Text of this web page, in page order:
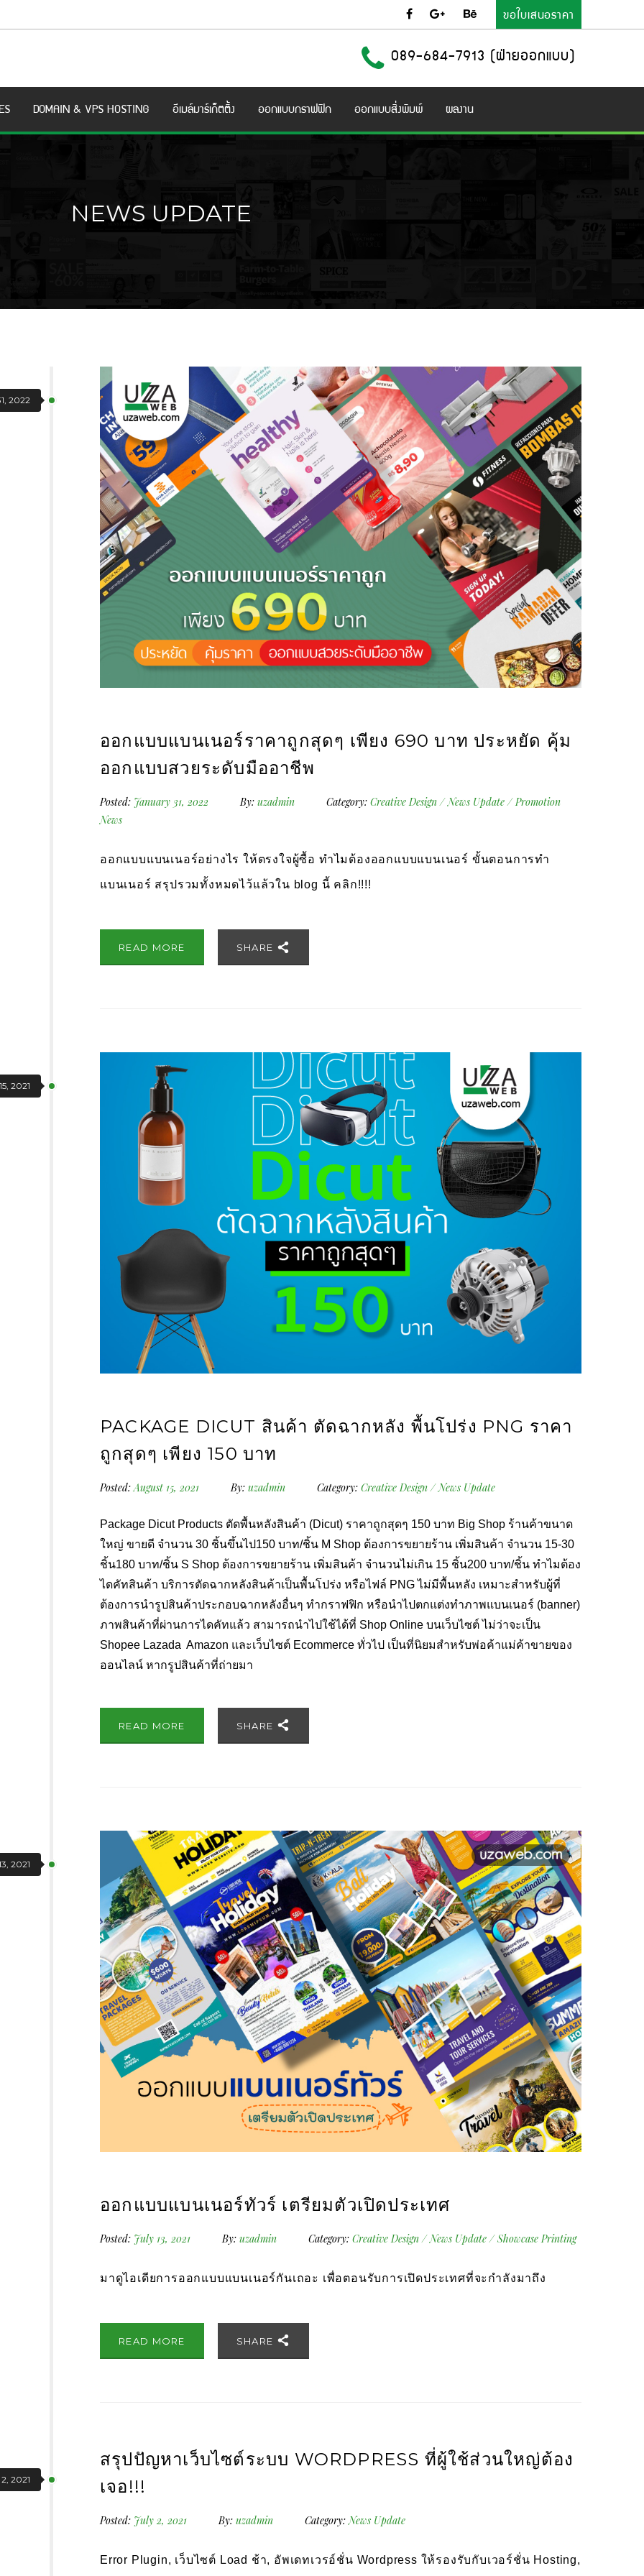
ขอใบเสนอราคา
089-684-7913 (ฝ่ายออกแบบ)
DOMAIN & VPS HOSTING อีเมล์มาร์เก็ตติ้ง ออกแบบกราฟฟิก ออกแบบสิ่งพิมพ์ ผลงาน
NEWS UPDATE
2022
ออกแบบแบนเนอร์ราคาถูกสุดๆ เพียง 690 บาท ประหยัด คุ้ม
ออกแบบสวยระดับมืออาชีพ
Posted: January 31, 2022 By: uzadmin Category: Creative Design/News Update/Promotion
News
ออกแบบแบนเนอร์อย่างไร ให้ตรงใจผู้ซื้อ ทำไมต้องออกแบบแบนเนอร์ ขั้นตอนการทำ
แบนเนอร์ สรุปรวมทั้งหมดไว้แล้วใน blog นี้ คลิก!!!!
READ MORE SHARE
2021
PACKAGE DICUT สินค้า ตัดฉากหลัง พื้นโปร่ง PNG ราคา
ถูกสุดๆ เพียง 150 บาท
Posted: August 15, 2021 By: uzadmin Category: Creative Design/News Update
Package Dicut Products ตัดพื้นหลังสินค้า (Dicut) ราคาถูกสุดๆ 150 บาท Big Shop ร้านค้าขนาด
ใหญ่ ขายดี จำนวน 30 ชิ้นขึ้นไป150 บาท/ชิ้น M Shop ต้องการขยายร้าน เพิ่มสินค้า จำนวน 15-30
ชิ้น180 บาท/ชิ้น S Shop ต้องการขยายร้าน เพิ่มสินค้า จำนวนไม่เกิน 15 ชิ้น200 บาท/ชิ้น ทำไมต้อง
ไดคัทสินค้า บริการตัดฉากหลังสินค้าเป็นพื้นโปร่ง หรือไฟล์ PNG ไม่มีพื้นหลัง เหมาะสำหรับผู้ที่
ต้องการนำรูปสินค้าประกอบฉากหลังอื่นๆ ทำกราฟฟิก หรือนำไปตกแต่งทำภาพแบนเนอร์ (banner)
ภาพสินค้าที่ผ่านการไดคัทแล้ว สามารถนำไปใช้ได้ที่ Shop Online บนเว็บไซต์ ไม่ว่าจะเป็น
Shopee Lazada Amazon และเว็บไซต์ Ecommerce ทั่วไป เป็นที่นิยมสำหรับพ่อค้าแม่ค้าขายของ
ออนไลน์ หากรูปสินค้าที่ถ่ายมา
READ MORE SHARE
2021
ออกแบบแบนเนอร์ทัวร์ เตรียมตัวเปิดประเทศ
Posted: July 13, 2021 By: uzadmin Category: Creative Design / News Update /Showcase Printing
มาดูไอเดียการออกแบบแบนเนอร์กันเถอะ เพื่อตอนรับการเปิดประเทศที่จะกำลังมาถึง
READ MORE SHARE
2021
สรุปปัญหาเว็บไซต์ระบบ WORDPRESS ที่ผู้ใช้ส่วนใหญ่ต้อง
เจอ!!!
Posted: July 2, 2021 By: uzadmin Category: News Update
Error Plugin, เว็บไซต์ Load ช้า, อัพเดทเวรอ์ชั่น Wordpress ให้รองรับกับเวอร์ชั่น Hosting,